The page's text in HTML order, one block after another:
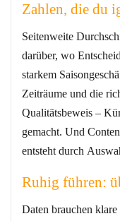
Zahlen, die du
Seitenweite
darüber, wo
starkem
Zeiträume und die
Qualitätsbeweis –
gemacht. Und
entsteht durch
Ruhig führen:
Daten brauchen